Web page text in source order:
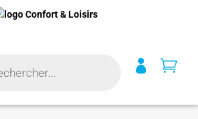
 